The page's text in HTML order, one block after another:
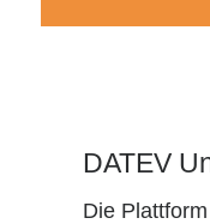
DATEV
Die